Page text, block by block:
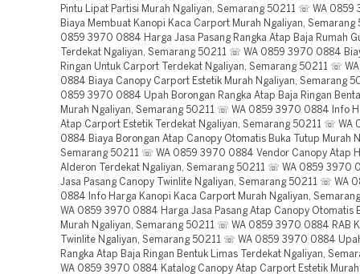
Pintu Lipat Partisi Murah Ngaliyan, Semarang 50211 ☏ WA
Biaya Membuat Kanopi Kaca Carport Murah Ngaliyan,
0859 3970 0884 Harga Jasa Pasang Rangka Atap Baja Rumah
Terdekat Ngaliyan, Semarang 50211 ☏ WA 0859 3970 0884
Ringan Untuk Carport Terdekat Ngaliyan, Semarang 50211 ☏
0884 Biaya Canopy Carport Estetik Murah Ngaliyan, Semarang
0859 3970 0884 Upah Borongan Rangka Atap Baja Ringan
Murah Ngaliyan, Semarang 50211 ☏ WA 0859 3970 0884 Info
Atap Carport Estetik Terdekat Ngaliyan, Semarang 50211 ☏ WA
0884 Biaya Borongan Atap Canopy Otomatis Buka Tutup Murah
Semarang 50211 ☏ WA 0859 3970 0884 Vendor Canopy Atap
Alderon Terdekat Ngaliyan, Semarang 50211 ☏ WA 0859 3970
Jasa Pasang Canopy Twinlite Ngaliyan, Semarang 50211 ☏ WA
0884 Info Harga Kanopi Kaca Carport Murah Ngaliyan,
WA 0859 3970 0884 Harga Jasa Pasang Atap Canopy Otomatis
Murah Ngaliyan, Semarang 50211 ☏ WA 0859 3970 0884 RAB
Twinlite Ngaliyan, Semarang 50211 ☏ WA 0859 3970 0884
Rangka Atap Baja Ringan Bentuk Limas Terdekat Ngaliyan,
WA 0859 3970 0884 Katalog Canopy Atap Carport Estetik Murah